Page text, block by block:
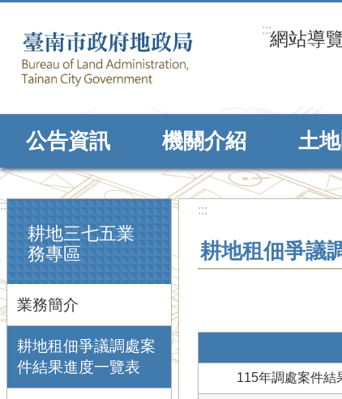
:::網站導
公告資訊 機關介紹 土
:::
耕地三七五業
務專區
業務簡介
耕地租佃爭議調處案
件結果進度一覽表
:::
耕地租佃爭議
115年調處案件結